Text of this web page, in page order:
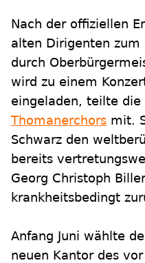
Nach der offiziellen
alten Dirigenten
durch
wird zu einem
eingeladen, teilte die
Thomanerchors mit.
Schwarz den
bereits
Georg Christoph
krankheitsbedingt
Anfang Juni wählte
neuen Kantor des